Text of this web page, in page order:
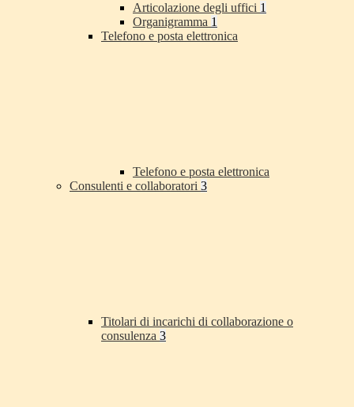
Articolazione degli uffici 1
Organigramma 1
Telefono e posta elettronica
Telefono e posta elettronica
Consulenti e collaboratori 3
Titolari di incarichi di collaborazione o
consulenza 3